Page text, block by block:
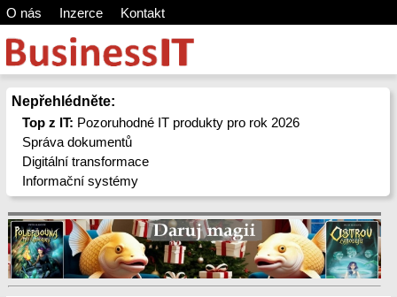
O nás Inzerce Kontakt
Nepřehlédněte:
Top z IT: Pozoruhodné IT produkty pro rok 2026
Správa dokumentů
Digitální transformace
Informační systémy